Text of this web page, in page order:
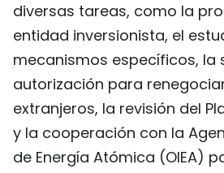
diversas tareas, como la
entidad inversionista, el
mecanismos específicos, la
autorización para
extranjeros, la revisión del
y la cooperación con la
de Energía Atómica (OIEA)